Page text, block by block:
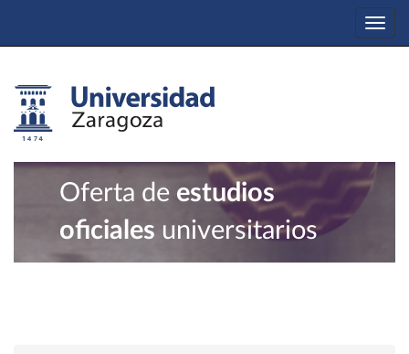
Oferta de estudios
oficiales universitarios